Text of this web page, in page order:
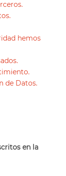
hemos
de Datos.
en la